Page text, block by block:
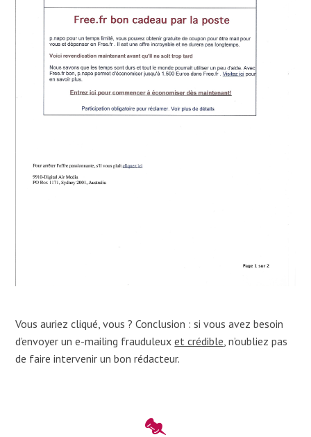
Vous auriez cliqué, vous ? Conclusion : si vous avez besoin
d’envoyer un e-mailing frauduleuxet crédible , n’oubliez pas
de faire intervenir un bon rédacteur.